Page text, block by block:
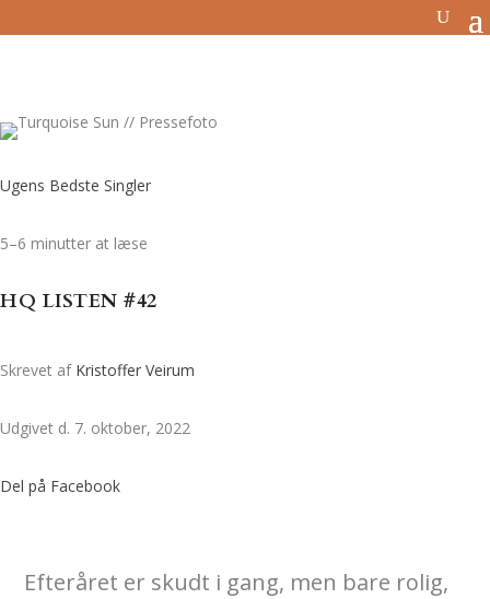
Ugens Bedste Singler
5–6 minutter at læse
HQ LISTEN #42
Skrevet af Kristoffer Veirum
Udgivet d. 7. oktober, 2022
Del på Facebook
Efteråret er skudt i gang, men bare rolig,